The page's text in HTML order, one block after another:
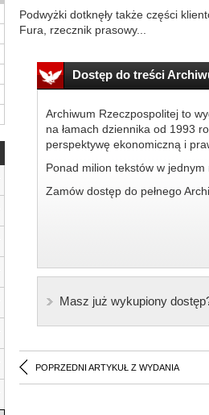
Podwyżki dotknęły także części
Fura, rzecznik prasowy...
Dostęp do treści
Archiwum Rzeczpospolitej to
na łamach dziennika od 1993
perspektywę ekonomiczną i
Ponad milion tekstów w jednym
Zamów dostęp do pełnego
Masz już wykupiony
POPRZEDNI ARTYKUŁ Z WYDANIA